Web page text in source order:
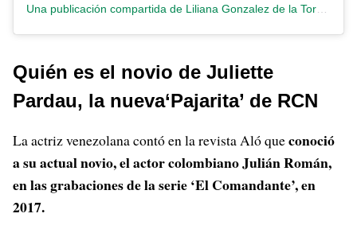
Quién es el novio de Juliette
Pardau, la nueva‘Pajarita’ de RCN
La actriz venezolana contó en la revista Aló queconoció
a su actual novio, el actor colombiano Julián Román,
en las grabaciones de la serie ‘El Comandante’, en
2017.